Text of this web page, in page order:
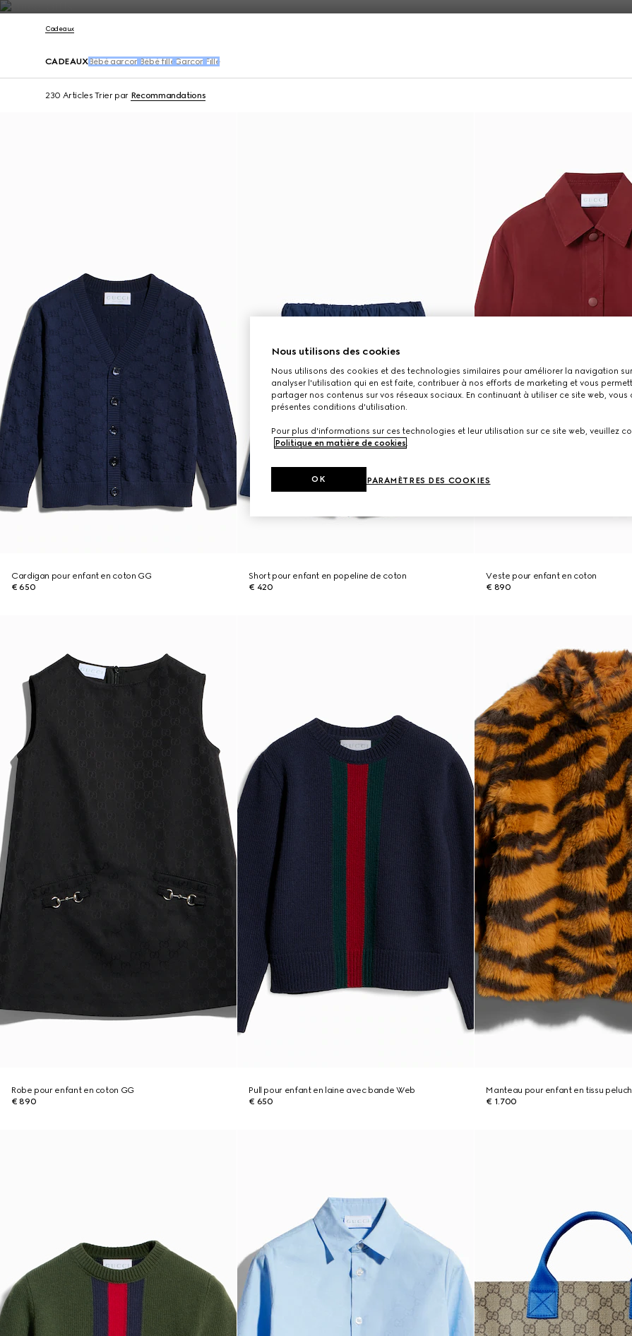
Nous Contacter
Cadeaux
CADEAUXBébé garçon Bébé filleGarçon Fille
230 Articles Trier par Recommandations
Cardigan pour enfant en coton GG
€ 650
Short pour enfant en popeline de coton
€ 420
Veste pour enfant en coton
€ 890
Robe pour enfant en coton GG
€ 890
Pull pour enfant en laine avec bande Web
€ 650
Manteau pour enfant en tissu
€ 1.700
Nous utilisons des cookies
Nous utilisons des cookies et des technologies similaires pour améliorer la navigation
analyser l'utilisation qui en est faite, contribuer à nos efforts de marketing et vous
partager nos contenus sur vos réseaux sociaux. En continuant à utiliser ce site web, vous
présentes conditions d'utilisation.
Pour plus d'informations sur ces technologies et leur utilisation sur ce site web, veuillez
Politique en matière de cookies.
PARAMÈTRES DES COOKIES
OK